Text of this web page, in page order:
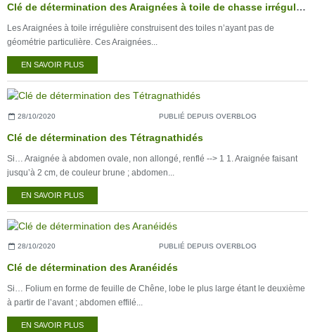
Clé de détermination des Araignées à toile de chasse irrégulière
Les Araignées à toile irrégulière construisent des toiles n’ayant pas de
géométrie particulière. Ces Araignées...
EN SAVOIR PLUS
28/10/2020 PUBLIÉ DEPUIS OVERBLOG
Clé de détermination des Tétragnathidés
Si… Araignée à abdomen ovale, non allongé, renflé --> 1 1. Araignée faisant
jusqu’à 2 cm, de couleur brune ; abdomen...
EN SAVOIR PLUS
28/10/2020 PUBLIÉ DEPUIS OVERBLOG
Clé de détermination des Aranéidés
Si… Folium en forme de feuille de Chêne, lobe le plus large étant le deuxième
à partir de l’avant ; abdomen effilé...
EN SAVOIR PLUS